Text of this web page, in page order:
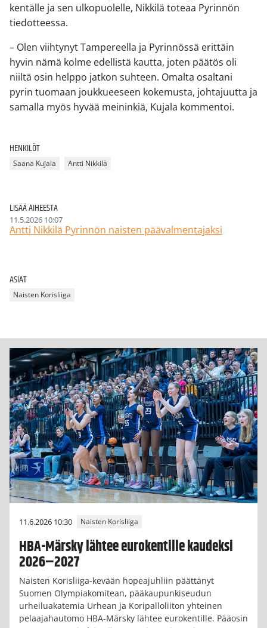
kentälle ja sen ulkopuolelle, Nikkilä toteaa Pyrinnön
tiedotteessa.
– Olen viihtynyt Tampereella ja Pyrinnössä erittäin
hyvin nämä kolme edellistä kautta, joten päätös oli
niiltä osin helppo jatkon suhteen. Omalta osaltani
pyrin tuomaan joukkueeseen kokemusta, johtajuutta ja
samalla myös hyvää meininkiä, Kujala kommentoi.
HENKILÖT
Saana Kujala Antti Nikkilä
LISÄÄ AIHEESTA
11.5.2026 10:07
Antti Nikkilä Pyrinnön naisten päävalmentajaksi
ASIAT
Naisten Korisliiga
11.6.2026 10:30 Naisten Korisliiga
HBA-Märsky lähtee eurokentille kaudeksi
2026–2027
Naisten Korisliiga-kevään hopeajuhliin päättänyt
Suomen Olympiakomitean, pääkaupunkiseudun
urheiluakatemia Urhean ja Koripalloliiton yhteinen
pelaajahautomo HBA-Märsky lähtee eurokentille. Pääosin